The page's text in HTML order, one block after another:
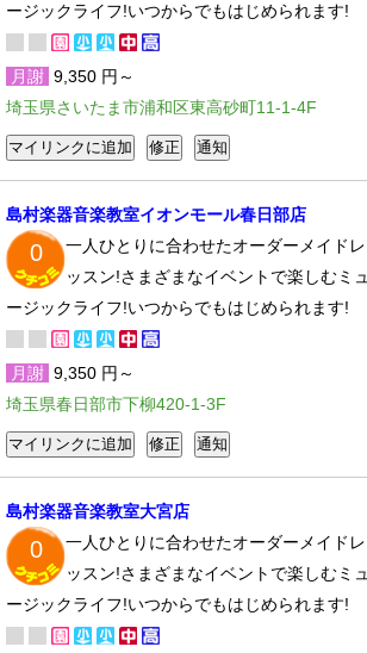
ージックライフ!いつからでもはじめられます!
月謝 9,350 円～
埼玉県さいたま市浦和区東高砂町11-1-4F
島村楽器音楽教室イオンモール春日部店
0
一人ひとりに合わせたオーダーメイドレ
ッスン!さまざまなイベントで楽しむミュ
ージックライフ!いつからでもはじめられます!
月謝 9,350 円～
埼玉県春日部市下柳420-1-3F
島村楽器音楽教室大宮店
0
一人ひとりに合わせたオーダーメイドレ
ッスン!さまざまなイベントで楽しむミュ
ージックライフ!いつからでもはじめられます!